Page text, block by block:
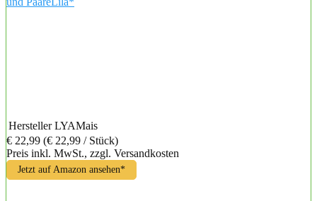
Hersteller LYAMais
€ 22,99 (€ 22,99 / Stück)
Preis inkl. MwSt., zzgl. Versandkosten
Jetzt auf Amazon ansehen*